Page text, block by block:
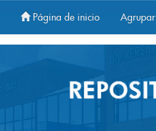
Página de inicio Agrupar